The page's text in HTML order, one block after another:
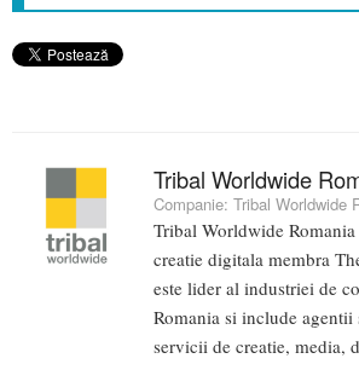
Tribal Worldwide
Companie: Tribal Worldwide
Tribal Worldwide Romania
creatie digitala membra
este lider al industriei de
Romania si include agentii
servicii de creatie, media,